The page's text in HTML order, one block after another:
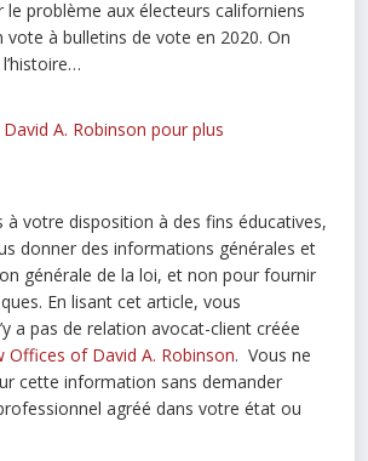
le problème aux électeurs californiens
vote à bulletins de vote en 2020. On
A. Robinson pour plus
à votre disposition à des fins éducatives,
donner des informations générales et
générale de la loi, et non pour fournir
En lisant cet article, vous
a pas de relation avocat-client créée
Offices of David A. Robinson. Vous ne
cette information sans demander
agréé dans votre état ou